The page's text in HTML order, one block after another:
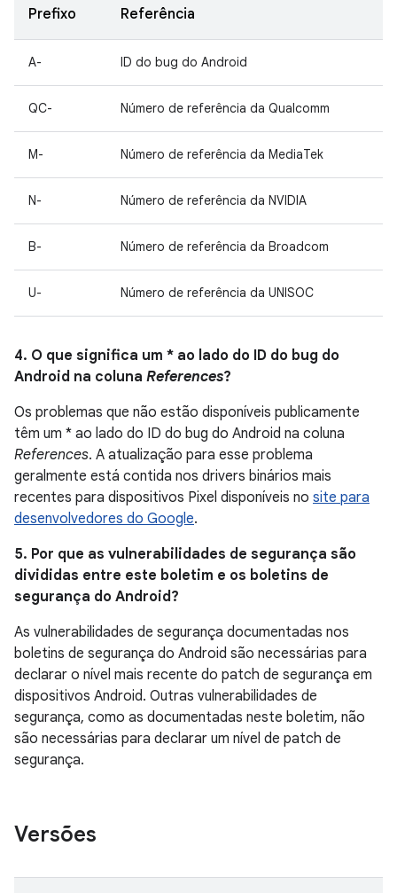
Prefixo Referência
A- ID do bug do Android
QC- Número de referência da Qualcomm
M- Número de referência da MediaTek
N- Número de referência da NVIDIA
B- Número de referência da Broadcom
U- Número de referência da UNISOC
4. O que significa um * ao lado do ID do bug do
Android na coluna References?
Os problemas que não estão disponíveis publicamente
têm um * ao lado do ID do bug do Android na coluna
References. A atualização para esse problema
geralmente está contida nos drivers binários mais
recentes para dispositivos Pixel disponíveis no site para
desenvolvedores do Google.
5. Por que as vulnerabilidades de segurança são
divididas entre este boletim e os boletins de
segurança do Android?
As vulnerabilidades de segurança documentadas nos
boletins de segurança do Android são necessárias para
declarar o nível mais recente do patch de segurança em
dispositivos Android. Outras vulnerabilidades de
segurança, como as documentadas neste boletim, não
são necessárias para declarar um nível de patch de
segurança.
Versões